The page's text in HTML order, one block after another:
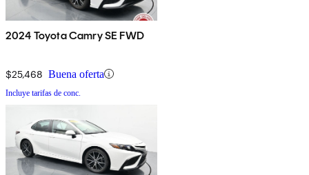
2024 Toyota Camry SE FWD
$25,468 Buena oferta
Incluye tarifas de conc.